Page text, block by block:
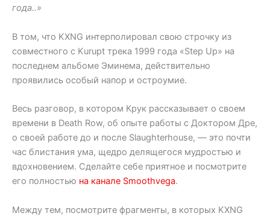
года..»
В том, что KXNG интерполировал свою строчку из
совместного с Kurupt трека 1999 года «Step Up» на
последнем альбоме Эминема, действительно
проявились особый напор и остроумие.
Весь разговор, в котором Крук рассказывает о своем
времени в Death Row, об опыте работы с Доктором Дре,
о своей работе до и после Slaughterhouse, — это почти
час блистания ума, щедро делящегося мудростью и
вдохновением. Сделайте себе приятное и посмотрите
его полностью на канале Smoothvega.
Между тем, посмотрите фрагменты, в которых KXNG